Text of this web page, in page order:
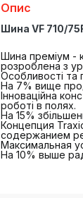
Опис
Шина VF 710/
Шина преміум -
розроблена з
Особливості та
На 7% вище
Інноваційна
роботі в полях.
На 15%
Концепция
содержанием
Максимальная
На 10% выше